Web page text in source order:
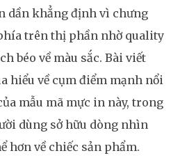
dần khẳng định vì chưng
trên thị phần nhờ quality
béo về màu sắc. Bài viết
hiểu về cụm điểm mạnh nổi
mẫu mã mực in này, trong
dùng sở hữu dòng nhìn
hơn về chiếc sản phẩm.